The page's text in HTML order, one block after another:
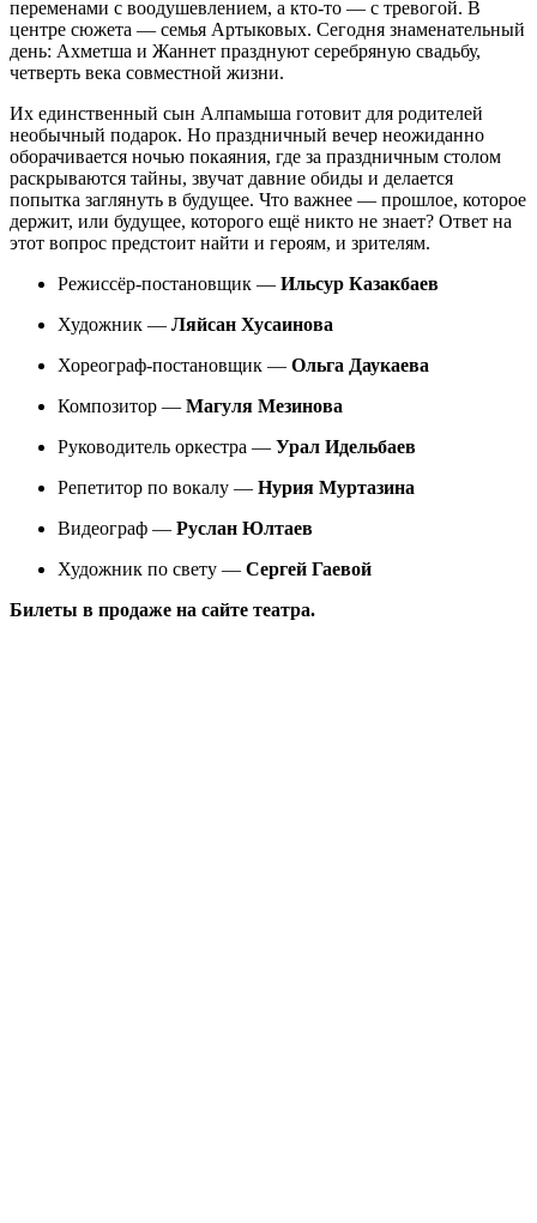
переменами с воодушевлением, а кто-то — с тревогой. В
центре сюжета — семья Артыковых. Сегодня знаменательный
день: Ахметша и Жаннет празднуют серебряную свадьбу,
четверть века совместной жизни.
Их единственный сын Алпамыша готовит для родителей
необычный подарок. Но праздничный вечер неожиданно
оборачивается ночью покаяния, где за праздничным столом
раскрываются тайны, звучат давние обиды и делается
попытка заглянуть в будущее. Что важнее — прошлое, которое
держит, или будущее, которого ещё никто не знает? Ответ на
этот вопрос предстоит найти и героям, и зрителям.
Режиссёр-постановщик — Ильсур Казакбаев
Художник — Ляйсан Хусаинова
Хореограф-постановщик — Ольга Даукаева
Композитор — Магуля Мезинова
Руководитель оркестра — Урал Идельбаев
Репетитор по вокалу — Нурия Муртазина
Видеограф — Руслан Юлтаев
Художник по свету — Сергей Гаевой
Билеты в продаже на сайте театра.